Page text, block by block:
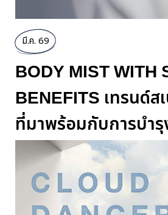
มี.ค. 69
BODY MIST WITH
BENEFITS เทรนด์ส
ที่มาพร้อมกับการบำรุ